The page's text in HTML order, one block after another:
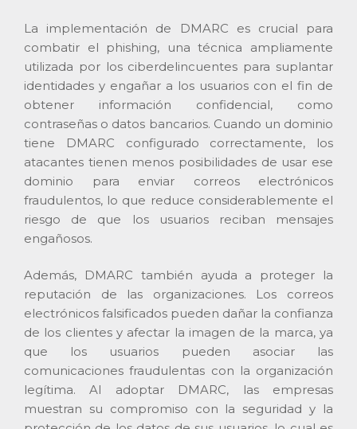
La implementación de DMARC es crucial para
combatir el phishing, una técnica ampliamente
utilizada por los ciberdelincuentes para suplantar
identidades y engañar a los usuarios con el fin de
obtener información confidencial, como
contraseñas o datos bancarios. Cuando un dominio
tiene DMARC configurado correctamente, los
atacantes tienen menos posibilidades de usar ese
dominio para enviar correos electrónicos
fraudulentos, lo que reduce considerablemente el
riesgo de que los usuarios reciban mensajes
engañosos.
Además, DMARC también ayuda a proteger la
reputación de las organizaciones. Los correos
electrónicos falsificados pueden dañar la confianza
de los clientes y afectar la imagen de la marca, ya
que los usuarios pueden asociar las
comunicaciones fraudulentas con la organización
legítima. Al adoptar DMARC, las empresas
muestran su compromiso con la seguridad y la